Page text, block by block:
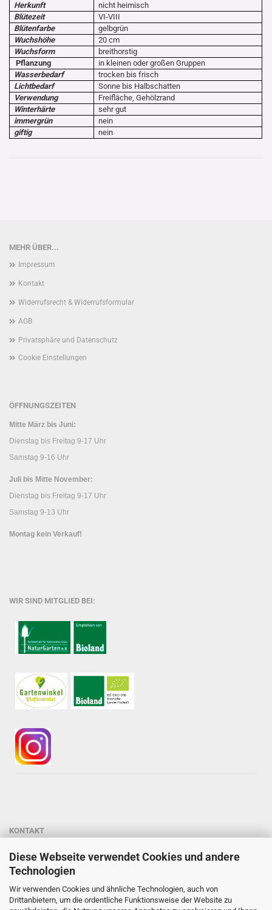
Diese Webseite verwendet Cookies und andere
Technologien
Wir verwenden Cookies und ähnliche Technologien, auch von
Drittanbietern, um die ordentliche Funktionsweise der Website zu
Herkunft
nicht heimisch
Blütezeit
VI-VIII
Blütenfarbe
gelbgrün
Wuchshöhe
20 cm
Wuchsform
breithorstig
Pflanzung
in kleinen oder großen Gruppen
Wasserbedarf
trocken bis frisch
Lichtbedarf
Sonne bis Halbschatten
Verwendung
Freifläche, Gehölzrand
Winterhärte
sehr gut
immergrün
nein
giftig
nein
MEHR ÜBER...
Impressum
Kontakt
Widerrufsrecht & Widerrufsformular
AGB
Privatsphäre und Datenschutz
Cookie Einstellungen
ÖFFNUNGSZEITEN
Mitte März bis Juni:
Dienstag bis Freitag 9-17 Uhr
Samstag 9-16 Uhr
Juli bis Mitte November:
Dienstag bis Freitag 9-17 Uhr
Samstag 9-13 Uhr
Montag kein Verkauf!
WIR SIND MITGLIED BEI:
KONTAKT
Dipl.-Ing. Susanne Spatz-Behmenburg
Tel: 0 88 03 - 47 80 900